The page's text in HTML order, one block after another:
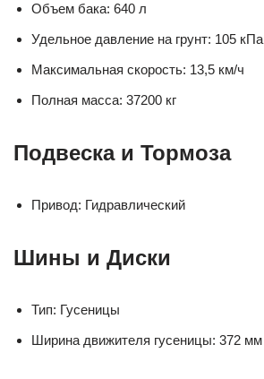
Объем бака: 640 л
Удельное давление на грунт: 105 кПа
Максимальная скорость: 13,5 км/ч
Полная масса: 37200 кг
Подвеска и Тормоза
Привод: Гидравлический
Шины и Диски
Тип: Гусеницы
Ширина движителя гусеницы: 372 мм